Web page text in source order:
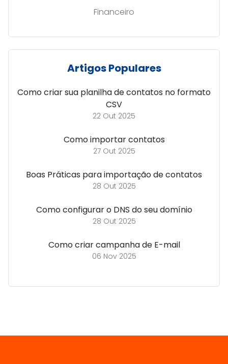
Financeiro
Artigos Populares
Como criar sua planilha de contatos no formato
CSV
22 Out 2025
Como importar contatos
27 Out 2025
Boas Práticas para importação de contatos
28 Out 2025
Como configurar o DNS do seu domínio
28 Out 2025
Como criar campanha de E-mail
06 Nov 2025